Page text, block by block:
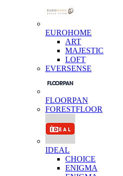
EUROHOME
ART
MAJESTIC
LOFT
EVERSENSE
FLOORPAN
FORESTFLOOR
IDEAL
CHOICE
ENIGMA